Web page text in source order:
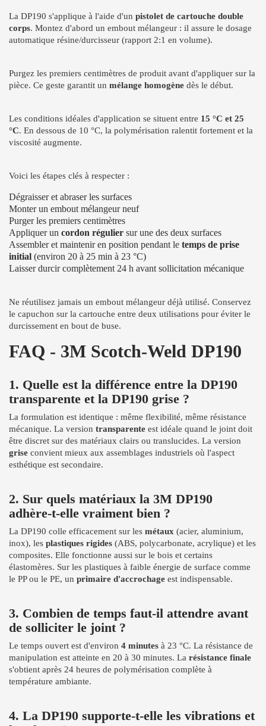
La DP190 s'applique à l'aide d'un pistolet de cartouche double
corps. Montez d'abord un embout mélangeur : il assure le dosage
automatique résine/durcisseur (rapport 2:1 en volume).
Purgez les premiers centimètres de produit avant d'appliquer sur la
pièce. Ce geste garantit un mélange homogène dès le début.
Les conditions idéales d'application se situent entre 15 °C et 25
°C. En dessous de 10 °C, la polymérisation ralentit fortement et la
viscosité augmente.
Voici les étapes clés à respecter :
Dégraisser et abraser les surfaces
Monter un embout mélangeur neuf
Purger les premiers centimètres
Appliquer un cordon régulier sur une des deux surfaces
Assembler et maintenir en position pendant le temps de prise
initial (environ 20 à 25 min à 23 °C)
Laisser durcir complètement 24 h avant sollicitation mécanique
Ne réutilisez jamais un embout mélangeur déjà utilisé. Conservez
le capuchon sur la cartouche entre deux utilisations pour éviter le
durcissement en bout de buse.
FAQ - 3M Scotch-Weld DP190
1. Quelle est la différence entre la DP190
transparente et la DP190 grise ?
La formulation est identique : même flexibilité, même résistance
mécanique. La version transparente est idéale quand le joint doit
être discret sur des matériaux clairs ou translucides. La version
grise convient mieux aux assemblages industriels où l'aspect
esthétique est secondaire.
2. Sur quels matériaux la 3M DP190
adhère-t-elle vraiment bien ?
La DP190 colle efficacement sur les métaux (acier, aluminium,
inox), les plastiques rigides (ABS, polycarbonate, acrylique) et les
composites. Elle fonctionne aussi sur le bois et certains
élastomères. Sur les plastiques à faible énergie de surface comme
le PP ou le PE, un primaire d'accrochage est indispensable.
3. Combien de temps faut-il attendre avant
de solliciter le joint ?
Le temps ouvert est d'environ 4 minutes à 23 °C. La résistance de
manipulation est atteinte en 20 à 30 minutes. La résistance finale
s'obtient après 24 heures de polymérisation complète à
température ambiante.
4. La DP190 supporte-t-elle les vibrations et